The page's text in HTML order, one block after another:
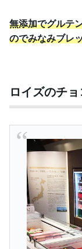
無添加でグルテ
のでみなみブレ
ロイズのチ